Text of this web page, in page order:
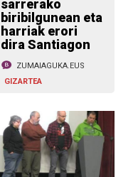
sarrerako
biribilgunean eta
harriak erori
dira Santiagon
ZUMAIAGUKA.EUS
GIZARTEA